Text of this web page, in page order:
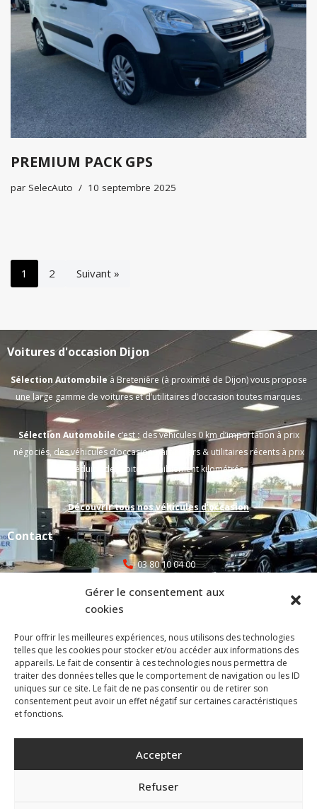
Gérer le consentement aux
cookies
Pour offrir les meilleures expériences, nous utilisons des technologies
telles que les cookies pour stocker et/ou accéder aux informations des
appareils. Le fait de consentir à ces technologies nous permettra de
traiter des données telles que le comportement de navigation ou les ID
uniques sur ce site. Le fait de ne pas consentir ou de retirer son
consentement peut avoir un effet négatif sur certaines caractéristiques
et fonctions.
Accepter
Refuser
PREMIUM PACK GPS
par SelecAuto 10 septembre 2025
1 2 Suivant »
Voitures d'occasion Dijon
Sélection Automobile à Bretenière (à proximité de Dijon) vous propose
une large gamme de voitures et d’utilitaires d’occasion toutes marques.
Sélection Automobilec’est:des véhicules 0 km d’importation à prix
négociés, des véhicules d’occasion particuliers & utilitaires récents à prix
réduits, des voitures faiblement kilométrés.
Découvrir tous nos véhicules d’occasion
Contact
03 80 10 04 00
selecauto@orange.fr
1C Rue de la Plucharde, 21110 Bretenière
Mentions légales
Politique de cookies (UE)
Site réalisé par VBAUDRY – Création, refonte et maintenance de